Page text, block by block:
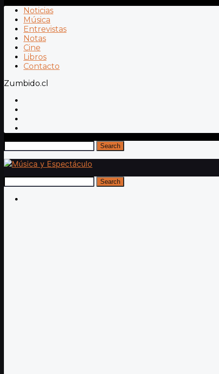
Noticias
Música
Entrevistas
Notas
Cine
Libros
Contacto
Zumbido.cl
Search
Search